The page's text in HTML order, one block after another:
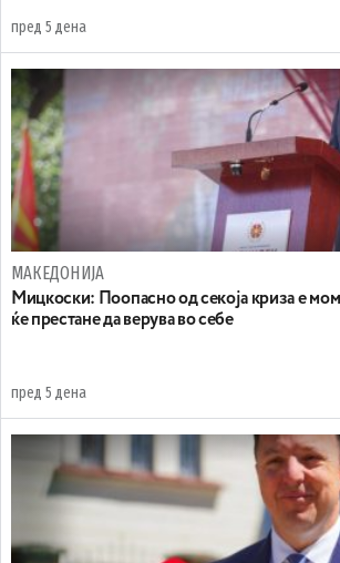
пред 5 дена
МАКЕДОНИЈА
Мицкоски: Поопасно од секоја криза е
ќе престане да верува во себе
пред 5 дена